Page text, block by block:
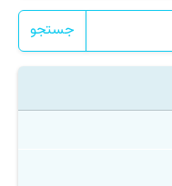
جستجو